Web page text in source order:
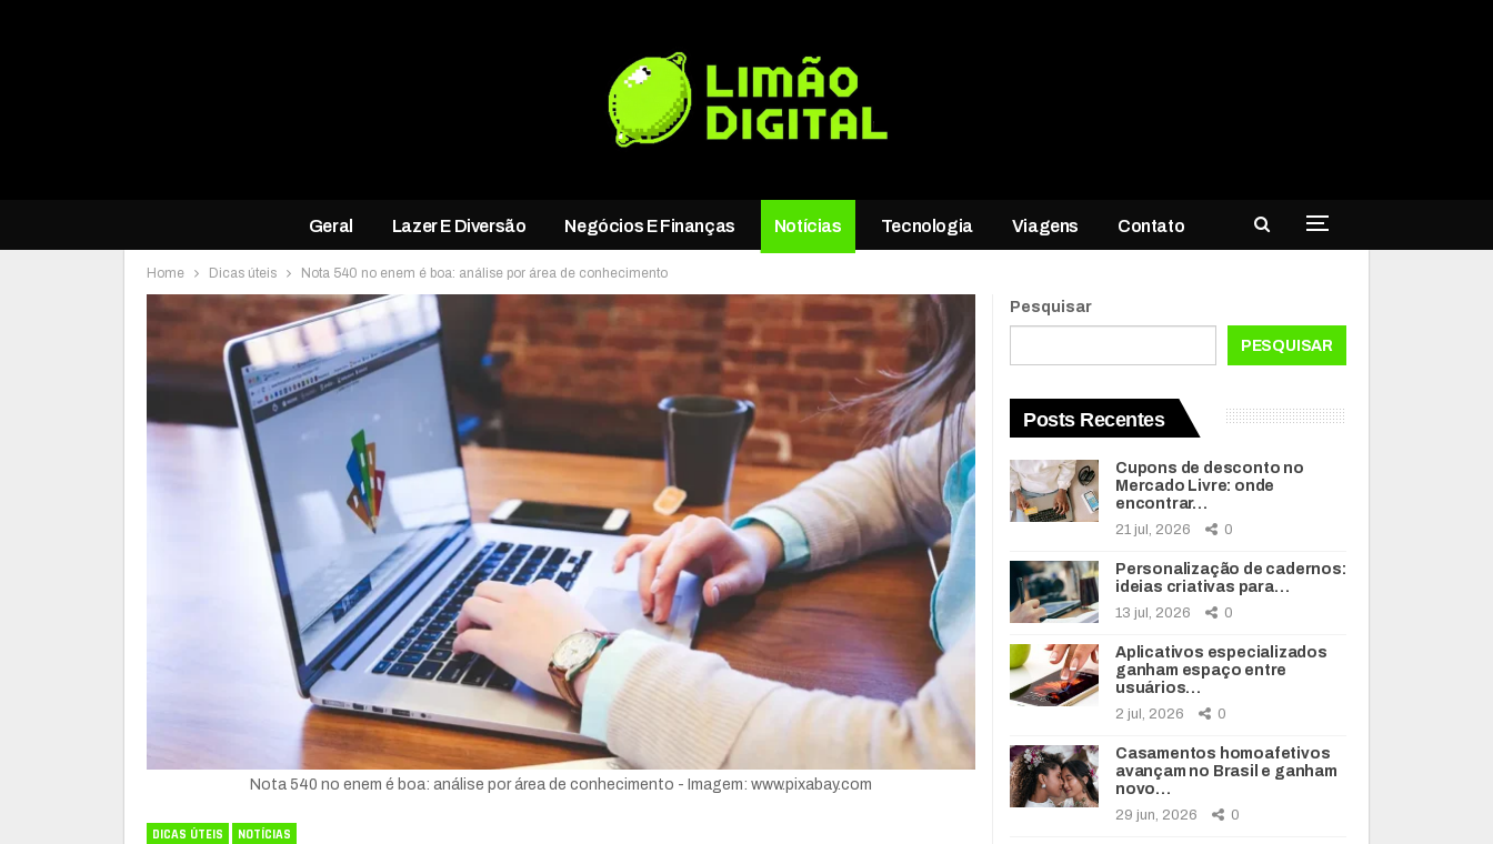
Geral Lazer E Diversão Negócios E Finanças Notícias Tecnologia Viagens Contato
Home Dicas úteis Nota 540 no enem é boa: análise por área de conhecimento
Nota 540 no enem é boa: análise por área de conhecimento - Imagem: www.pixabay.com
DICAS ÚTEIS NOTÍCIAS
Pesquisar
PESQUISAR
Posts Recentes
Cupons de desconto no
Mercado Livre: onde
encontrar…
21 jul, 2026 0
Personalização de cadernos:
ideias criativas para…
13 jul, 2026 0
Aplicativos especializados
ganham espaço entre
usuários…
2 jul, 2026 0
Casamentos homoafetivos
avançam no Brasil e ganham
novo…
29 jun, 2026 0